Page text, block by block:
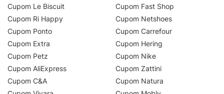
Cupom Le Biscuit
Cupom Ri Happy
Cupom Ponto
Cupom Extra
Cupom Petz
Cupom AliExpress
Cupom C&A
Cupom Fast Shop
Cupom Netshoes
Cupom Carrefour
Cupom Hering
Cupom Nike
Cupom Zattini
Cupom Natura